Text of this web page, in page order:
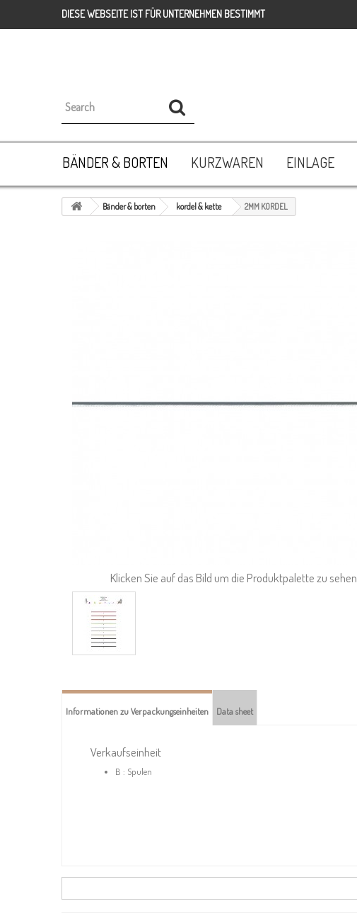
DIESE WEBSEITE IST FÜR UNTERNEHMEN BESTIMMT
BÄNDER & BORTEN KURZWAREN EINLAGE
Bänder & borten kordel & kette 2MM KORDEL
Klicken Sie auf das Bild um die Produktpalette zu sehen
Informationen zu Verpackungseinheiten Data sheet
Verkaufseinheit
B : Spulen